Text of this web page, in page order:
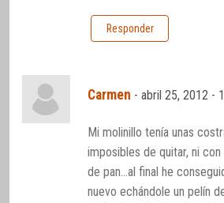
Responder
Carmen -abril 25, 2012 -
Mi molinillo tenía unas
imposibles de quitar, ni
de pan…al final he
nuevo echándole un pelín